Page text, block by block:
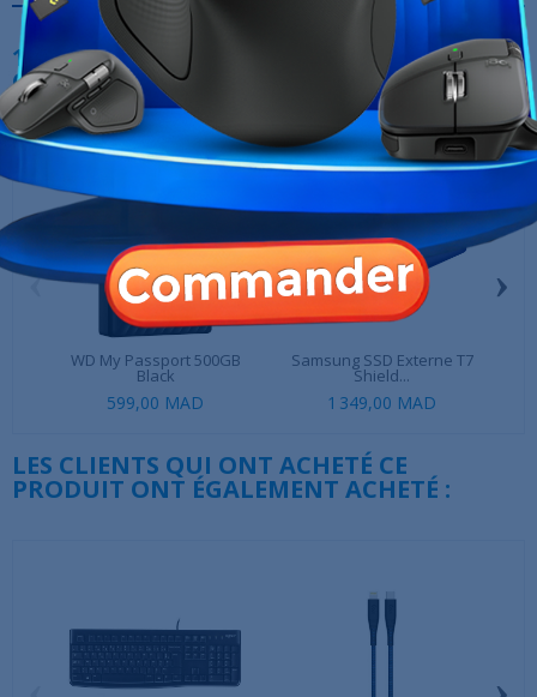
10 AUTRES PRODUITS DANS LA MÊME
CATÉGORIE :
WD My Passport 500GB
Black
599,00 MAD
Samsung SSD Externe T7
Shield...
1 349,00 MAD
‹ ›
LES CLIENTS QUI ONT ACHETÉ CE
PRODUIT ONT ÉGALEMENT ACHETÉ :